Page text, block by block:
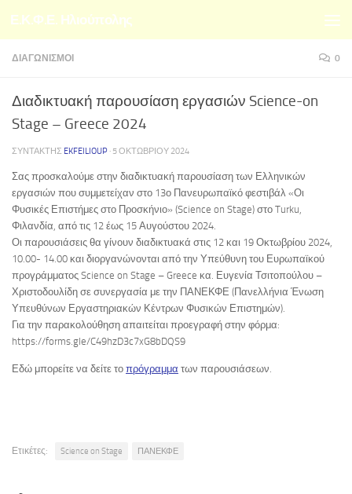
Skip to content
Ε.Κ.Φ.Ε. Ηλιούπολης
ΔΙΑΓΩΝΙΣΜΟΊ 0
Διαδικτυακή παρουσίαση εργασιών Science-on
Stage – Greece 2024
ΣΥΝΤΆΚΤΗΣ EKFEILIOUP · 5 ΟΚΤΩΒΡΊΟΥ 2024
Σας προσκαλούμε στην διαδικτυακή παρουσίαση των Ελληνικών
εργασιών που συμμετείχαν στο 13ο Πανευρωπαϊκό φεστιβάλ «Οι
Φυσικές Επιστήμες στο Προσκήνιο» (Science on Stage) στο Turku,
Φιλανδία, από τις 12 έως 15 Αυγούστου 2024.
Οι παρουσιάσεις θα γίνουν διαδικτυακά στις 12 και 19 Οκτωβρίου 2024,
10.00- 14.00 και διοργανώνονται από την Υπεύθυνη του Ευρωπαϊκού
προγράμματος Science on Stage – Greece κα. Ευγενία Τσιτοπούλου –
Χριστοδουλίδη σε συνεργασία με την ΠΑΝΕΚΦΕ (Πανελλήνια Ένωση
Υπευθύνων Εργαστηριακών Κέντρων Φυσικών Επιστημών).
Για την παρακολούθηση απαιτείται προεγραφή στην φόρμα:
https://forms.gle/C49hzD3c7xG8bDQS9
Εδώ μπορείτε να δείτε το πρόγραμμα των παρουσιάσεων.
Ετικέτες: Science on Stage ΠΑΝΕΚΦΕ